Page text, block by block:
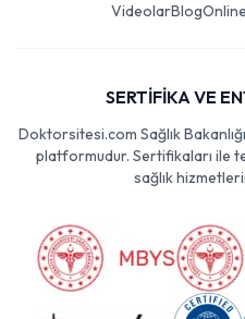
VideolarBlog
SERTİFİKA VE
Doktorsitesi.com Sağlık
platformudur. Sertifikaları ile
sağlık